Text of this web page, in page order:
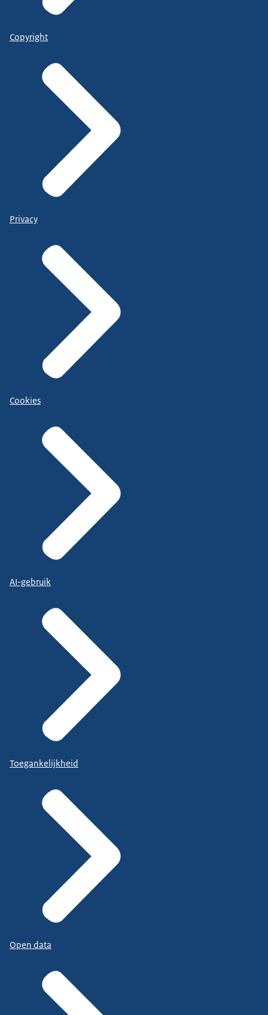
Copyright
Privacy
Cookies
AI-gebruik
Toegankelijkheid
Open data